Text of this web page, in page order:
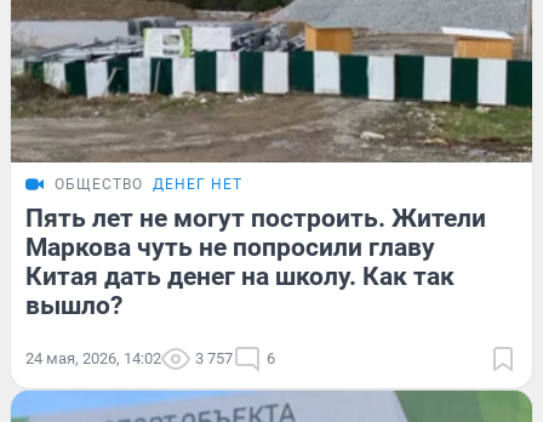
ОБЩЕСТВО ДЕНЕГ НЕТ
Пять лет не могут построить. Жители
Маркова чуть не попросили главу
Китая дать денег на школу. Как так
вышло?
24 мая, 2026, 14:02 3 757 6